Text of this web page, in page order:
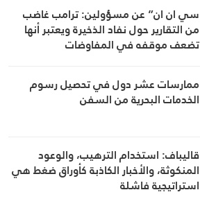
سي ان ان” عن مسؤولين: ترامب غاضب
من التقارير حول نفاد الذخيرة ويعتبر أنها
تضعف موقفه في المفاوضات
ممارسات عشر دول في تحصيل رسوم
الخدمات البحرية من السفن
قاليباف: استخدام الترهيب، والوعود
المنكوثة، والأخبار الكاذبة كأوراق ضغط هي
استراتيجية فاشلة